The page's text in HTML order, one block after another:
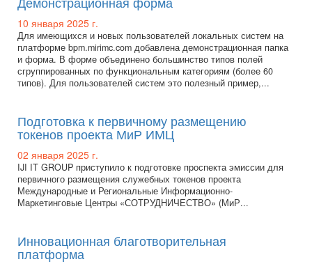
10 января 2025 г.
Для имеющихся и новых пользователей локальных систем на
платформе bpm.mirimc.com добавлена демонстрационная папка
и форма. В форме объединено большинство типов полей
сгруппированных по функциональным категориям (более 60
типов). Для пользователей систем это полезный пример,...
Подготовка к первичному размещению
токенов проекта МиР ИМЦ
02 января 2025 г.
IJI IT GROUP приступило к подготовке проспекта эмиссии для
первичного размещения служебных токенов проекта
Международные и Региональные Информационно-
Маркетинговые Центры «СОТРУДНИЧЕСТВО» (МиР...
Инновационная благотворительная
платформа